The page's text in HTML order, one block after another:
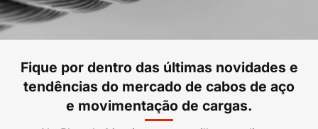
Fique por dentro das últimas novidades e
tendências do mercado de cabos de aço
e movimentação de cargas.